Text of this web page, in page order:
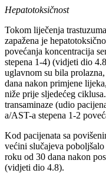
Hepatotoksičnost
Tokom liječenja
zapažena je
povećanja koncentracija
stepena 1-4) (vidjeti dio
uglavnom su bila
dana nakon primjene
niže prije sljedećeg
transaminaze (udio
a/AST-a stepena 1-2
Kod pacijenata sa
većini slučajeva
roku od 30 dana nakon
(vidjeti dio 4.8).